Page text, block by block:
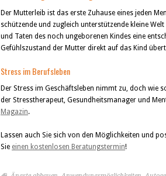
Der Mutterleib ist das erste Zuhause eines jeden
schützende und zugleich unterstützende kleine
und Taten des noch ungeborenen Kindes eine
Gefühlszustand der Mutter direkt auf das Kind
Stress im Berufsleben
Der Stress im Geschäftsleben nimmt zu, doch wie
der Stresstherapeut, Gesundheitsmanager und
Magazin.
Lassen auch Sie sich von den Möglichkeiten und
Sie einen kostenlosen Beratungstermin!